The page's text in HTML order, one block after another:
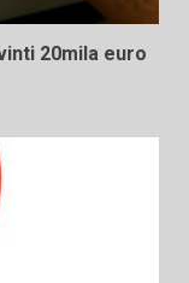
20mila euro